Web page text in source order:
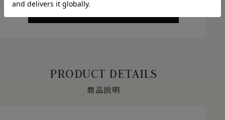
もっと見る
PRODUCT DETAILS
商品説明